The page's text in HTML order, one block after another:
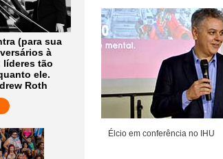
(para sua
à
líderes tão
ele.
Roth
Élcio em conferência no IHU